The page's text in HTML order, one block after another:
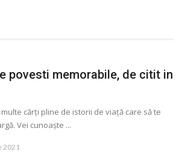
povesti memorabile, de citit in
cărţi pline de istorii de viaţă care să te
Vei cunoaște ...
2021